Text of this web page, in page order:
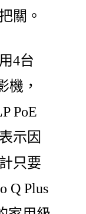
關。
4台
機，
PoE
示因
只要
Q Plus